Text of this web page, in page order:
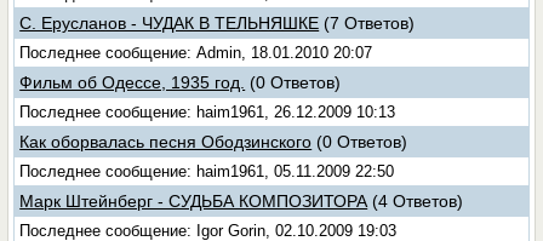
С. Ерусланов - ЧУДАК В ТЕЛЬНЯШКЕ (7 Ответов)
Последнее сообщение: Admin, 18.01.2010 20:07
Фильм об Одессе, 1935 год. (0 Ответов)
Последнее сообщение: haim1961, 26.12.2009 10:13
Как оборвалась песня Ободзинского (0 Ответов)
Последнее сообщение: haim1961, 05.11.2009 22:50
Марк Штейнберг - СУДЬБА КОМПОЗИТОРА (4 Ответов)
Последнее сообщение: Igor Gorin, 02.10.2009 19:03